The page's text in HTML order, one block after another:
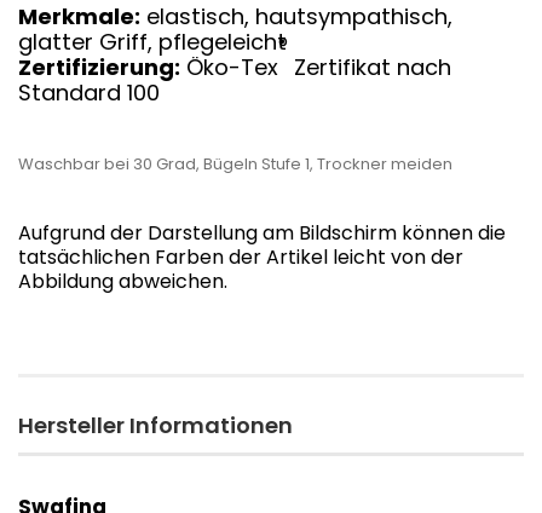
Merkmale: elastisch, hautsympathisch,
glatter Griff, pflegeleicht
Zertifizierung: Öko-Tex
®
Zertifikat nach
Standard 100
Waschbar bei 30 Grad, Bügeln Stufe 1, Trockner meiden
Aufgrund der Darstellung am Bildschirm können die
tatsächlichen Farben der Artikel leicht von der
Abbildung abweichen.
Hersteller Informationen
Swafing